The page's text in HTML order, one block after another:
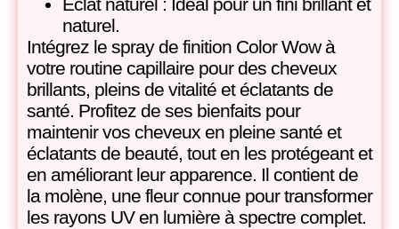
Éclat naturel : Idéal pour un fini brillant et
naturel.
Intégrez le spray de finition Color Wow à
votre routine capillaire pour des cheveux
brillants, pleins de vitalité et éclatants de
santé. Profitez de ses bienfaits pour
maintenir vos cheveux en pleine santé et
éclatants de beauté, tout en les protégeant et
en améliorant leur apparence. Il contient de
la molène, une fleur connue pour transformer
les rayons UV en lumière à spectre complet.